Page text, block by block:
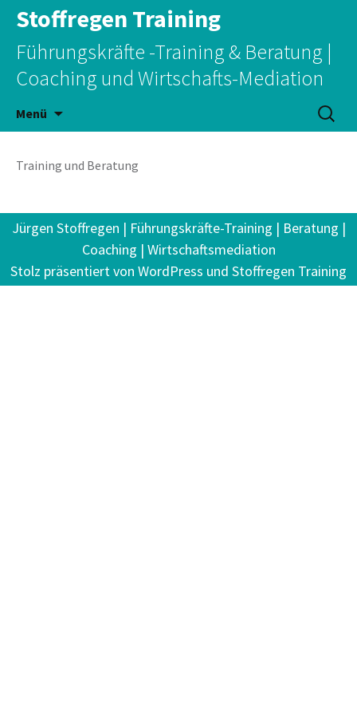
Stoffregen Training
Führungskräfte -Training & Beratung |
Coaching und Wirtschafts-Mediation
Menü
Suchen
nach:
Training und Beratung
Jürgen Stoffregen | Führungskräfte-Training | Beratung |
Coaching | Wirtschaftsmediation
Stolz präsentiert von WordPress und Stoffregen Training